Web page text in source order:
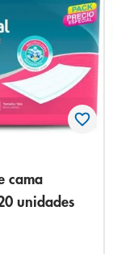
cama
unidades